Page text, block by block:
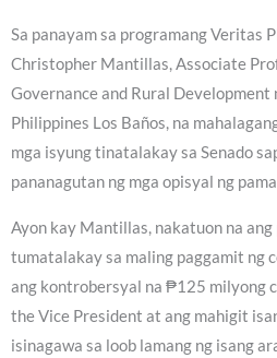
Sa panayam sa programang Veritas
Christopher Mantillas, Associate
Governance and Rural
Philippines Los Baños, na
mga isyung tinatalakay sa Senado
pananagutan ng mga opisyal ng
Ayon kay Mantillas, nakatuon na
tumatalakay sa maling paggamit ng
ang kontrobersyal na ₱125 milyong
the Vice President at ang mahigit
isinagawa sa loob lamang ng isang